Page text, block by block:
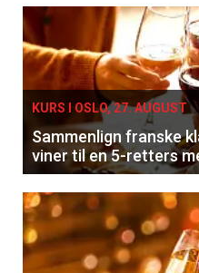
KURS I OSLO, 27. AUGUST
Sammenlign franske
viner til en 5-retters